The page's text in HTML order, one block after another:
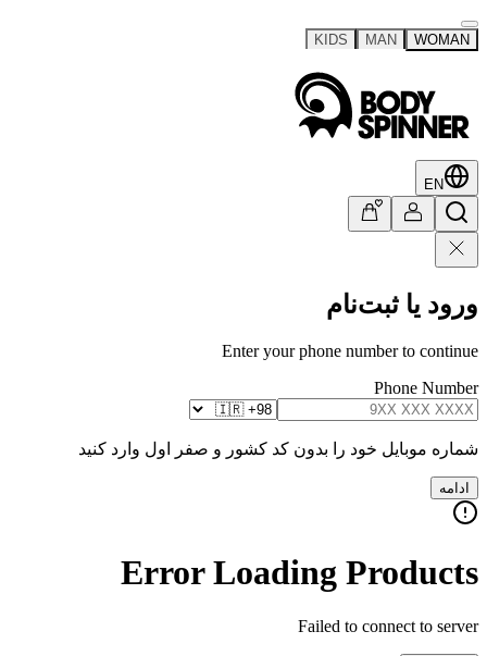
WOMAN
MAN
KIDS
EN
ورود یا ثبت‌نام
Enter your phone number to continue
Phone Number
شماره موبایل خود را بدون کد کشور و صفر اول وارد کنید
ادامه
Error Loading Products
Failed to connect to server